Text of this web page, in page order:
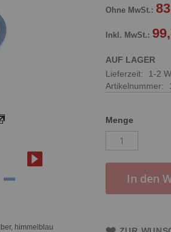
AUF LAGER
Lieferzeit:
1-2
Artikelnummer
Menge
In den
himmelblau